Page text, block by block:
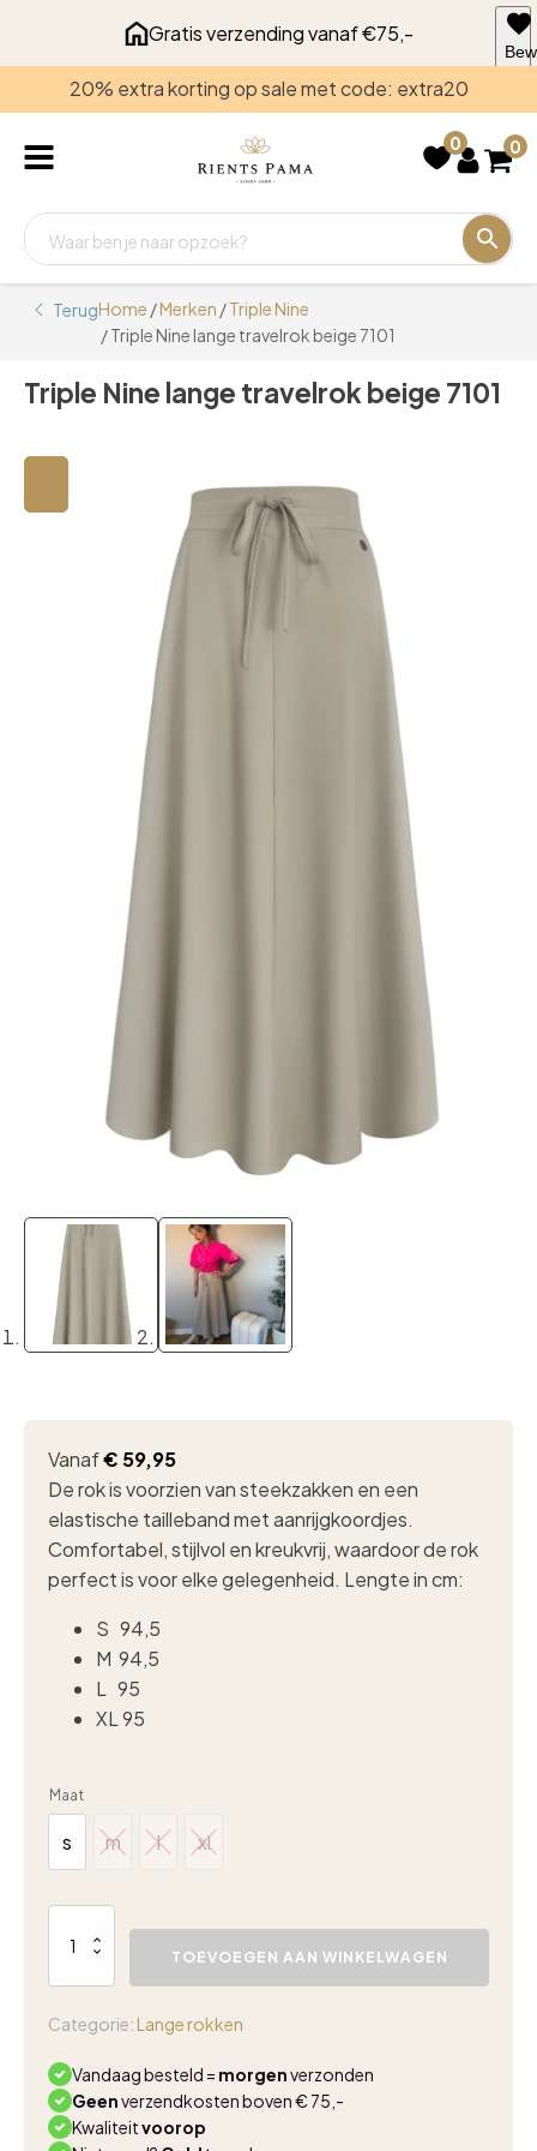
Gratis verzending vanaf €75,-
20% extra korting op sale met code: extra20
0 0
TerugHome /Merken /Triple Nine
/ Triple Nine lange travelrok beige 7101
Triple Nine lange travelrok beige 7101
Vanaf€ 59,95
De rok is voorzien van steekzakken en een
elastische tailleband met aanrijgkoordjes.
Comfortabel, stijlvol en kreukvrij, waardoor de rok
perfect is voor elke gelegenheid. Lengte in cm:
S 94,5
M 94,5
L 95
XL 95
Maat
s
s
m
m
l
l
xl
xl
beige
aantal
TOEVOEGEN AAN WINKELWAGEN
voor
Categorie: Lange rokken
Vandaag besteld = morgenverzonden
Geenverzendkosten boven € 75,-
Kwaliteitvoorop